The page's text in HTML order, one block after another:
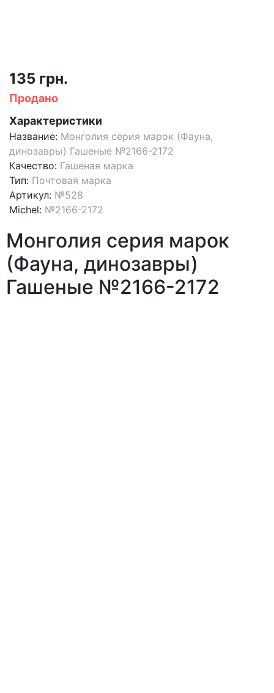
135 грн.
Продано
Характеристики
Название: Монголия серия марок (Фауна,
динозавры) Гашеные №2166-2172
Качество: Гашеная марка
Тип: Почтовая марка
Артикул: №528
Michel: №2166-2172
Монголия серия марок
(Фауна, динозавры)
Гашеные №2166-2172